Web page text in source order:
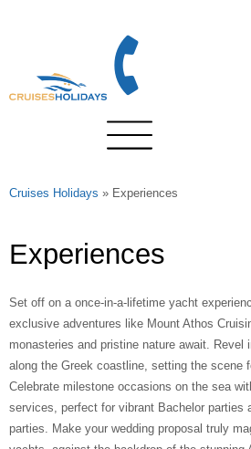
Cruises Holidays » Experiences
Experiences
Set off on a once-in-a-lifetime yacht
exclusive adventures like Mount Athos
monasteries and pristine nature await. Revel
along the Greek coastline, setting the scene
Celebrate milestone occasions on the sea
services, perfect for vibrant Bachelor parties
parties. Make your wedding proposal truly